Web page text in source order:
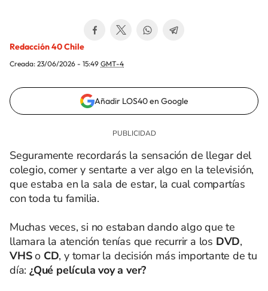
Redacción 40 Chile
Creada: 23/06/2026 - 15:49 GMT-4
Añadir LOS40 en Google
Seguramente recordarás la sensación de llegar del
colegio, comer y sentarte a ver algo en la televisión,
que estaba en la sala de estar, la cual compartías
con toda tu familia.
Muchas veces, si no estaban dando algo que te
llamara la atención tenías que recurrir a los DVD,
VHSo CD, y tomar la decisión más importante de tu
día: ¿Qué película voy a ver?